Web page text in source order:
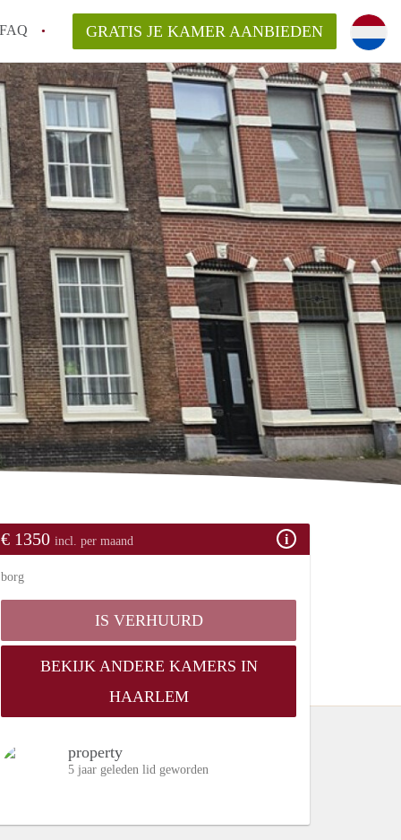
FAQ
bemiddelingsvergoeding?
voor de aangeboden Kamer / Kamers in
GRATIS JE KAMER AANBIEDEN
€ 1350 incl. per maand
borg
IS VERHUURD
BEKIJK ANDERE KAMERS IN
HAARLEM
property
5 jaar geleden lid geworden